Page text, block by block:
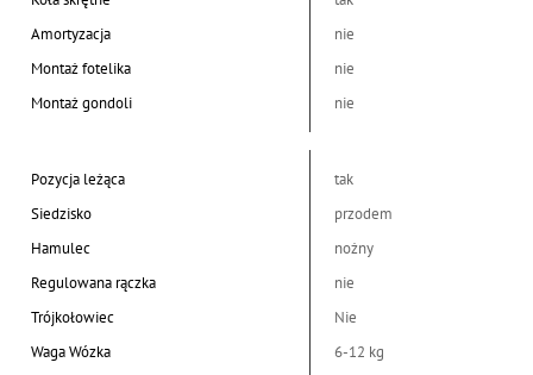
Amortyzacja
nie
Montaż fotelika
nie
Montaż gondoli
nie
Pozycja leżąca
tak
Siedzisko
przodem
Hamulec
nożny
Regulowana rączka
nie
Trójkołowiec
Nie
Waga Wózka
6-12 kg